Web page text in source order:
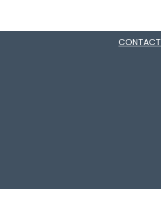
CONTACT